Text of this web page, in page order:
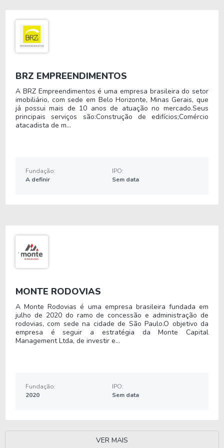
Entire Technology Partners;
SevenPDV Empowered Company Strategy;
Vitale.
Vale destacar que até então a empresa
Extra em seu portfólio.
No ano de 2013 a Interplays adotou um modelo
de negócios diferente, aprimorando o
abastecimento dos pontos de vendas ao criar
canais diretos entre indústria e varejo.
empresa, com a intenção de aumentar o seu
a SevenPDV (50%), integrando diretamente
fabricantes de medicamentos e distribuidoras.
Em 2015 a Interplays começou a desenvolver,
integrassem e garantissem um melhor
relacionamento comercial entre empresas da
saúde.
Nos anos seguintes a companhia permaneceu
integrada com a offline.
BRZ EMPREENDIMENTOS
A BRZ Empreendimentos é uma empresa brasileira do setor
imobiliário, com sede em Belo Horizonte, Minas Gerais, que
já possui mais de 10 anos de atuação no mercado.Seus
principais serviços são:Construção de edifícios;Comércio
atacadista de m...
Fundação:
A definir
IPO:
Sem data
MONTE RODOVIAS
A Monte Rodovias é uma empresa brasileira fundada em
julho de 2020 do ramo de concessão e administração de
rodovias, com sede na cidade de São Paulo.O objetivo da
empresa é seguir a estratégia da Monte Capital
Management Ltda, de investir e...
Fundação:
2020
IPO:
Sem data
VER MAIS